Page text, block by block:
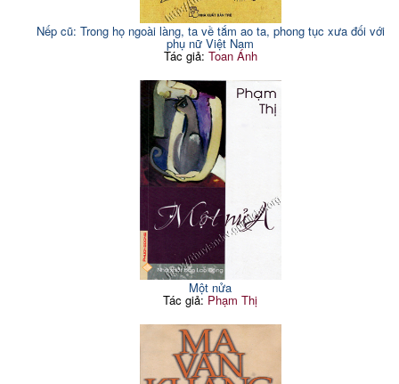
Nếp cũ: Trong họ ngoài làng, ta về tắm ao ta, phong tục xưa đối với
phụ nữ Việt Nam
Tác giả: Toan Ánh
Một nửa
Tác giả: Phạm Thị